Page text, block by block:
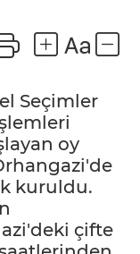
Seçimler
oy
kuruldu.
çifte